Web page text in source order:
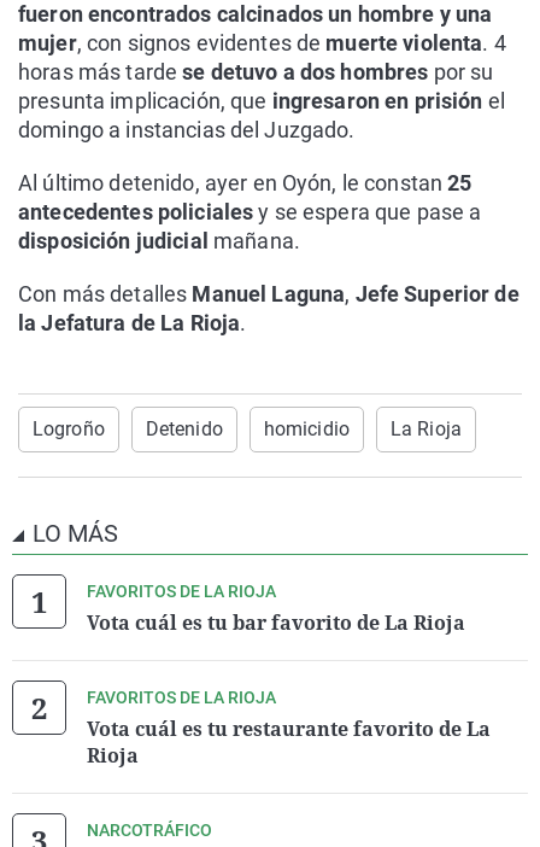
fueron encontrados calcinados un hombre y una
mujer, con signos evidentes de muerte violenta. 4
horas más tardese detuvo a dos hombres por su
presunta implicación, que ingresaron en prisión el
domingo a instancias del Juzgado.
Al último detenido, ayer en Oyón, le constan 25
antecedentes policialesy se espera que pase a
disposición judicial mañana.
Con más detalles Manuel Laguna, Jefe Superior de
la Jefatura de La Rioja.
Logroño Detenido homicidio La Rioja
LO MÁS
FAVORITOS DE LA RIOJA
Vota cuál es tu bar favorito de La Rioja
FAVORITOS DE LA RIOJA
Vota cuál es tu restaurante favorito de La
Rioja
NARCOTRÁFICO